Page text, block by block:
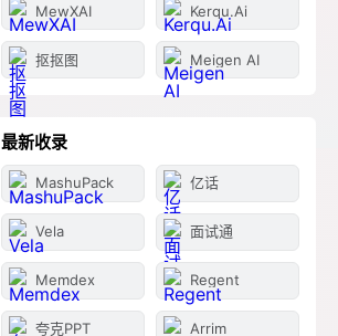
MewXAI Kerqu.Ai
抠抠图 Meigen AI
最新收录
MashuPack 亿话
Vela 面试通
Memdex Regent
夸克PPT Arrim